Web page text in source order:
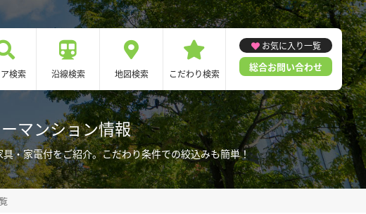
検索 沿線検索 地図検索 こだわり検索
お気に入り一覧
総合お問い合わせ
マンション情報
・家電付をご紹介。こだわり条件での絞込みも簡単！